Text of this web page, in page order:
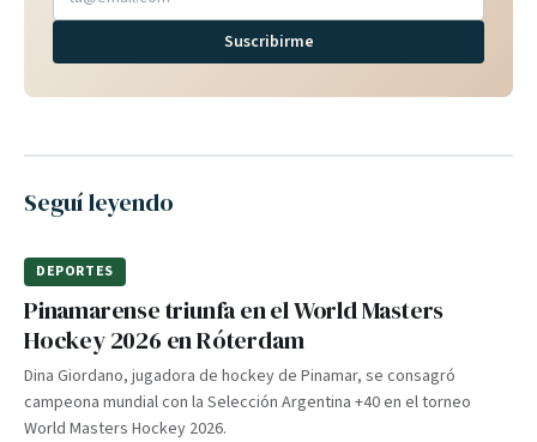
Suscribirme
Seguí leyendo
DEPORTES
Pinamarense triunfa en el World Masters
Hockey 2026 en Róterdam
Dina Giordano, jugadora de hockey de Pinamar, se consagró
campeona mundial con la Selección Argentina +40 en el torneo
World Masters Hockey 2026.